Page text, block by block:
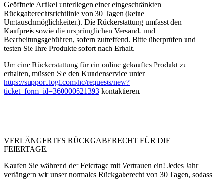
Geöffnete Artikel unterliegen einer eingeschränkten
Rückgaberechtsrichtlinie von 30 Tagen (keine
Umtauschmöglichkeiten). Die Rückerstattung umfasst den
Kaufpreis sowie die ursprünglichen Versand- und
Bearbeitungsgebühren, sofern zutreffend. Bitte überprüfen und
testen Sie Ihre Produkte sofort nach Erhalt.
Um eine Rückerstattung für ein online gekauftes Produkt zu
erhalten, müssen Sie den Kundenservice unter
https://support.logi.com/hc/requests/new?
ticket_form_id=360000621393 kontaktieren.
VERLÄNGERTES RÜCKGABERECHT FÜR DIE
FEIERTAGE.
Kaufen Sie während der Feiertage mit Vertrauen ein! Jedes Jahr
verlängern wir unser normales Rückgaberecht von 30 Tagen, sodass